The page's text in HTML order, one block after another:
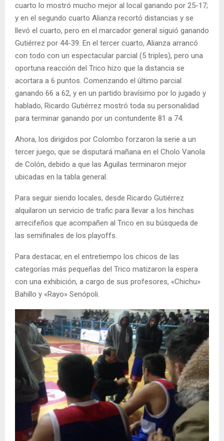
cuarto lo mostró mucho mejor al local ganando por 25-17;
y en el segundo cuarto Alianza recortó distancias y se
llevó el cuarto, pero en el marcador general siguió ganando
Gutiérrez por 44-39. En el tercer cuarto, Alianza arrancó
con todo con un espectacular parcial (5 triples), pero una
oportuna reacción del Trico hizo que la distancia se
acortara a 6 puntos. Comenzando el último parcial
ganando 66 a 62, y en un partido bravísimo por lo jugado y
hablado, Ricardo Gutiérrez mostró toda su personalidad
para terminar ganando por un contundente 81 a 74.
Ahora, los dirigidos por Colombo forzaron la serie a un
tercer juego, que se disputará mañana en el Cholo Vanola
de Colón, debido a que las Aguilas terminaron mejor
ubicadas en la tabla general.
Para seguir siendo locales, desde Ricardo Gutiérrez
alquilaron un servicio de trafic para llevar a los hinchas
arrecifeños que acompañen al Trico en su búsqueda de
las semifinales de los playoffs.
Para destacar, en el entretiempo los chicos de las
categorías más pequeñas del Trico matizaron la espera
con una exhibición, a cargo de sus profesores, «Chichu»
Bahillo y «Rayo» Senópoli.